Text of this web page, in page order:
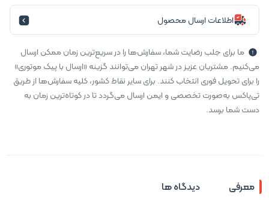
اطلاعات ارسال محصول
ما برای جلب رضایت شما، سفارش‌ها را در سریع‌ترین زمان ممکن ارسال
می‌کنیم. مشتریان عزیز در شهر تهران می‌توانند گزینه «ارسال با پیک موتوری»
را برای تحویل فوری انتخاب کنند. برای سایر نقاط کشور، کلیه سفارش‌ها از طریق
تی‌پاکس به‌صورت تخصصی و ایمن ارسال می‌گردد تا در کوتاه‌ترین زمان به
دست شما برسد.
معرفی دیدگاه ها